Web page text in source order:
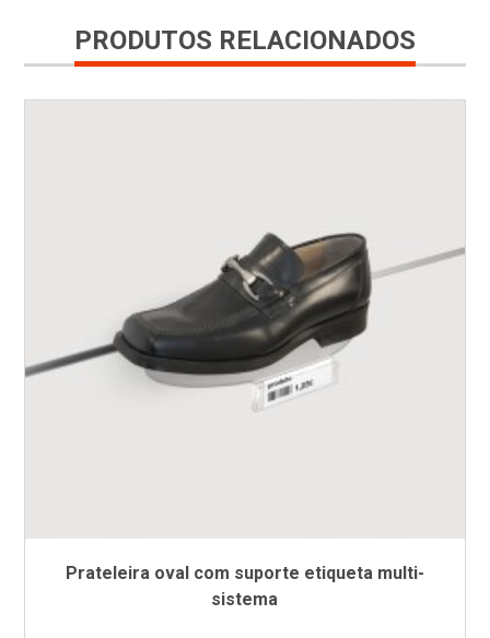
PRODUTOS RELACIONADOS
Prateleira oval com suporte etiqueta multi-
sistema